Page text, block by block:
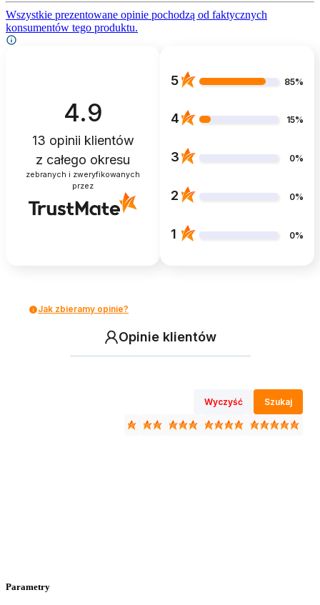
Wszystkie prezentowane opinie pochodzą od faktycznych
konsumentów tego produktu.
4.9
13 opinii klientów
z całego okresu
zebranych i zweryfikowanych
przez
5 85%
4 15%
3 0%
2 0%
1 0%
Jak zbieramy opinie?
Opinie klientów
Wyczyść Szukaj
Parametry